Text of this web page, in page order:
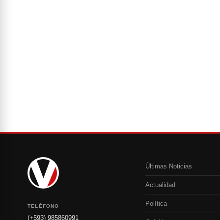
TELÉFONO
(+593) 985860991
Últimas Noticias
Actualidad
Política